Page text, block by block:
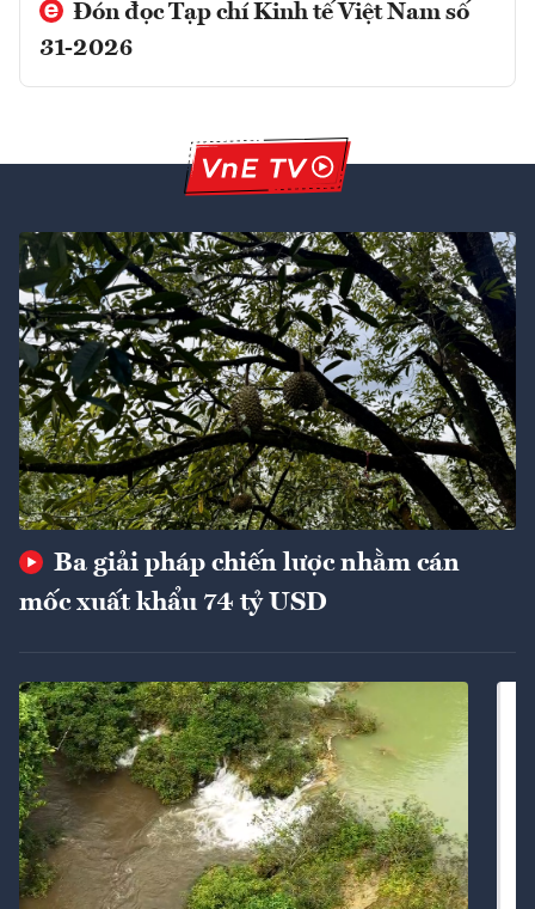
Đón đọc Tạp chí Kinh tế Việt Nam số
31-2026
Ba giải pháp chiến lược nhằm cán
mốc xuất khẩu 74 tỷ USD